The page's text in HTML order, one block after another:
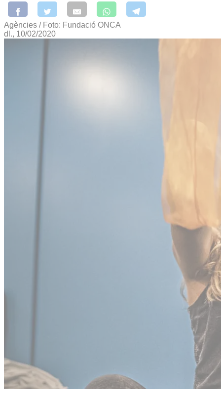
Agències / Foto: Fundació ONCA
dl., 10/02/2020